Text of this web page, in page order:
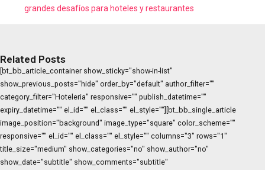
grandes desafíos para hoteles y restaurantes
Related Posts
[bt_bb_article_container show_sticky="show-in-list"
show_previous_posts="hide" order_by="default" author_filter=""
category_filter="Hoteleria" responsive="" publish_datetime=""
expiry_datetime="" el_id="" el_class="" el_style=""][bt_bb_single_article
image_position="background" image_type="square" color_scheme=""
responsive="" el_id="" el_class="" el_style="" columns="3" rows="1"
title_size="medium" show_categories="no" show_author="no"
show_date="subtitle" show_comments="subtitle"